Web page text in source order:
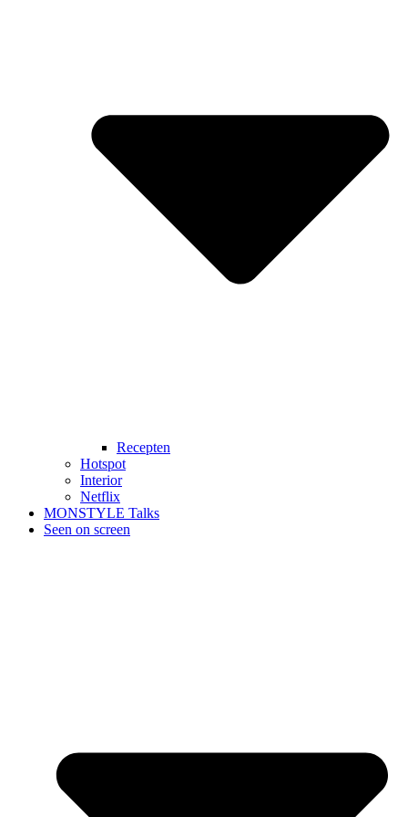
Recepten
Hotspot
Interior
Netflix
MONSTYLE Talks
Seen on screen